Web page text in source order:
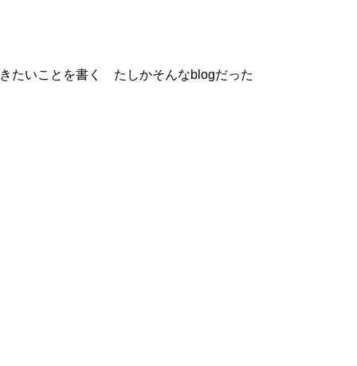
いことを書く たしかそんなblogだった